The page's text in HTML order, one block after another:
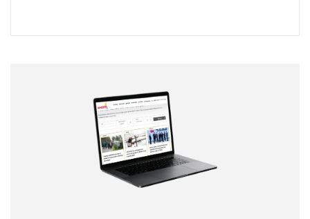
Correo electrónico
Tipo de comentario